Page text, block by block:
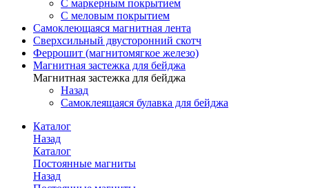
С маркерным покрытием
С меловым покрытием
Самоклеющаяся магнитная лента
Сверхсильный двусторонний скотч
Феррошит (магнитомягкое железо)
Магнитная застежка для бейджа
Магнитная застежка для бейджа
Назад
Самоклеящаяся булавка для бейджа
Каталог
Назад
Каталог
Постоянные магниты
Назад